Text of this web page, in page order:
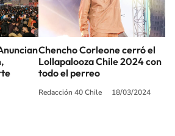
Chencho Corleone cerró el
Lollapalooza Chile 2024 con
todo el perreo
Redacción 40 Chile 18/03/2024